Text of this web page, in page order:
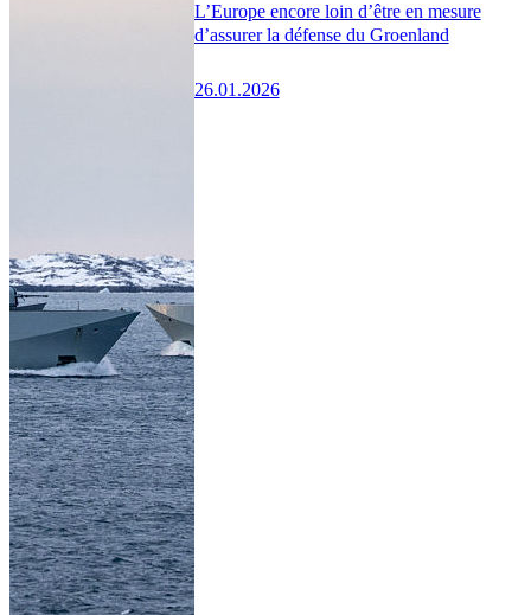
L’Europe encore loin d’être en mesure
d’assurer la défense du Groenland
26.01.2026